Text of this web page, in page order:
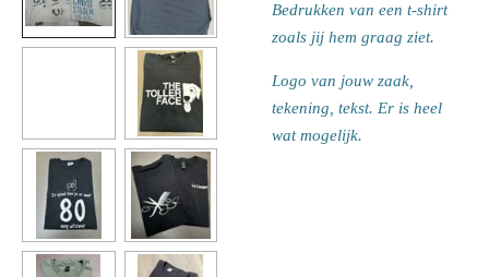
Bedrukken van een t-shirt
zoals jij hem graag ziet.
Logo van jouw zaak,
tekening, tekst. Er is heel
wat mogelijk.